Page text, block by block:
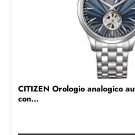
CITIZEN Orologio analogico
con...